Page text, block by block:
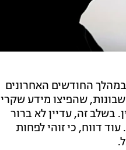
בשפה העברית במהלך החודשים האחרונים
שהפיצו מידע שקרי
בשלב זה, עדיין לא ברור
דווח, כי זוהי לפחות